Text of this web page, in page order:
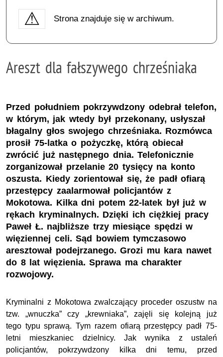
Strona znajduje się w archiwum.
Areszt dla fałszywego chrześniaka
Przed południem pokrzywdzony odebrał telefon,
w którym, jak wtedy był przekonany, usłyszał
błagalny głos swojego chrześniaka. Rozmówca
prosił 75-latka o pożyczkę, którą obiecał
zwrócić już następnego dnia. Telefonicznie
zorganizował przelanie 20 tysięcy na konto
oszusta. Kiedy zorientował się, że padł ofiarą
przestępcy zaalarmował policjantów z
Mokotowa. Kilka dni potem 22-latek był już w
rękach kryminalnych. Dzięki ich ciężkiej pracy
Paweł Ł. najbliższe trzy miesiące spędzi w
więziennej celi. Sąd bowiem tymczasowo
aresztował podejrzanego. Grozi mu kara nawet
do 8 lat więzienia. Sprawa ma charakter
rozwojowy.
Kryminalni z Mokotowa zwalczający proceder oszustw na
tzw. „wnuczka” czy „krewniaka”, zajęli się kolejną już
tego typu sprawą. Tym razem ofiarą przestępcy padł 75-
letni mieszkaniec dzielnicy. Jak wynika z ustaleń
policjantów, pokrzywdzony kilka dni temu, przed